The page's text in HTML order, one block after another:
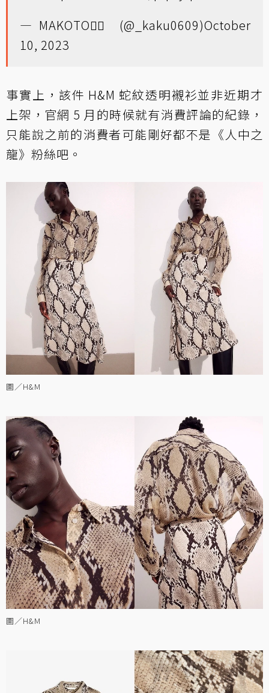
— MAKOTO🏴‍☠️ (@_kaku0609)October
10, 2023
事實上，該件 H&M 蛇紋透明襯衫並非近期才
上架，官網 5 月的時候就有消費評論的紀錄，
只能說之前的消費者可能剛好都不是《人中之
龍》粉絲吧。
圖／H&M
圖／H&M